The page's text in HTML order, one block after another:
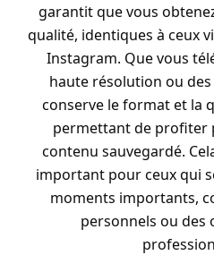
garantit que vous
qualité, identiques à ceux
Instagram. Que vous
haute résolution ou
conserve le format et la
permettant de profiter
contenu sauvegardé.
important pour ceux qui
moments importants,
personnels ou des